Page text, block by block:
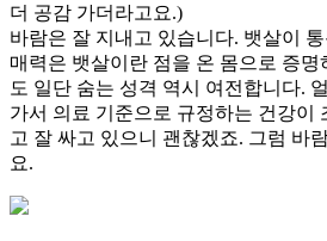
더 공감 가더라고요.)
바람은 잘 지내고 있습니다. 뱃살이
매력은 뱃살이란 점을 온 몸으로 증
도 일단 숨는 성격 역시 여전합니다.
가서 의료 기준으로 규정하는 건강이
고 잘 싸고 있으니 괜찮겠죠. 그럼 바
요.